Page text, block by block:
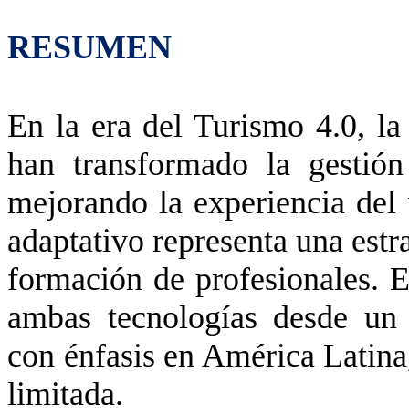
RESUMEN
En la era del Turismo 4.0,
han transformado la
mejorando la experiencia
adaptativo representa una
formación de profesionales.
ambas tecnologías desde
con énfasis en América
limitada.